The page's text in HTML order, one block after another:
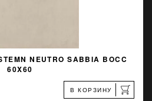
NEUTRO SABBIA BOCC
60X60
В КОРЗИНУ